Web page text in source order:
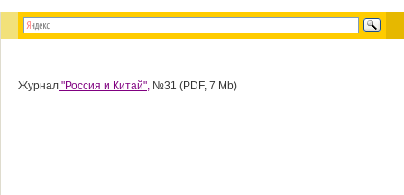
Журнал "Россия и Китай", №31 (PDF, 7 Mb)